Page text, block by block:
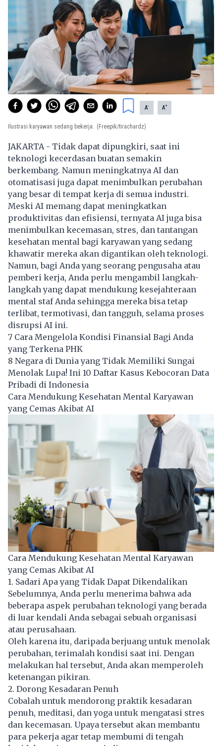
A- A+
Ilustrasi karyawan sedang bekerja. (Freepik/tirachardz)
JAKARTA - Tidak dapat dipungkiri, saat ini
teknologi kecerdasan buatan semakin
berkembang. Namun meningkatnya AI dan
otomatisasi juga dapat menimbulkan perubahan
yang besar di tempat kerja di semua industri.
Meski AI memang dapat meningkatkan
produktivitas dan efisiensi, ternyata AI juga bisa
menimbulkan kecemasan, stres, dan tantangan
kesehatan mental bagi karyawan yang sedang
khawatir mereka akan digantikan oleh teknologi.
Namun, bagi Anda yang seorang pengusaha atau
pemberi kerja, Anda perlu mengambil langkah-
langkah yang dapat mendukung kesejahteraan
mental staf Anda sehingga mereka bisa tetap
terlibat, termotivasi, dan tangguh, selama proses
disrupsi AI ini.
7 Cara Mengelola Kondisi Finansial Bagi Anda
yang Terkena PHK
8 Negara di Dunia yang Tidak Memiliki Sungai
Menolak Lupa! Ini 10 Daftar Kasus Kebocoran Data
Pribadi di Indonesia
Cara Mendukung Kesehatan Mental Karyawan
yang Cemas Akibat AI
Cara Mendukung Kesehatan Mental Karyawan
yang Cemas Akibat AI
1. Sadari Apa yang Tidak Dapat Dikendalikan
Sebelumnya, Anda perlu menerima bahwa ada
beberapa aspek perubahan teknologi yang berada
di luar kendali Anda sebagai sebuah organisasi
atau perusahaan.
Oleh karena itu, daripada berjuang untuk menolak
perubahan, terimalah kondisi saat ini. Dengan
melakukan hal tersebut, Anda akan memperoleh
ketenangan pikiran.
2. Dorong Kesadaran Penuh
Cobalah untuk mendorong praktik kesadaran
penuh, meditasi, dan yoga untuk mengatasi stres
dan kecemasan. Upaya tersebut akan membantu
para pekerja agar tetap membumi di tengah